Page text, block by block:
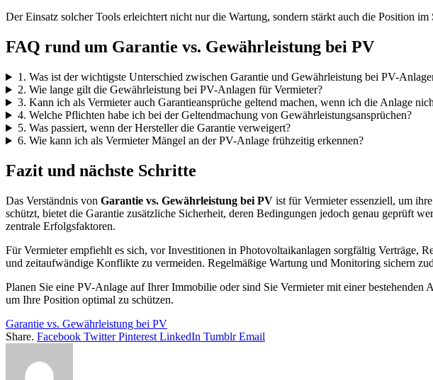
Der Einsatz solcher Tools erleichtert nicht nur die Wartung, sondern stärkt auch die Position im
FAQ rund um Garantie vs. Gewährleistung bei PV
1. Was ist der wichtigste Unterschied zwischen Garantie und Gewährleistung bei PV-
2. Wie lange gilt die Gewährleistung bei PV-Anlagen für Vermieter?
3. Kann ich als Vermieter auch Garantieansprüche geltend machen, wenn ich die Anlage
4. Welche Pflichten habe ich bei der Geltendmachung von Gewährleistungsansprüchen?
5. Was passiert, wenn der Hersteller die Garantie verweigert?
6. Wie kann ich als Vermieter Mängel an der PV-Anlage frühzeitig erkennen?
Fazit und nächste Schritte
Das Verständnis von Garantie vs. Gewährleistung bei PV ist für Vermieter essenziell, um
schützt, bietet die Garantie zusätzliche Sicherheit, deren Bedingungen jedoch genau geprüft
zentrale Erfolgsfaktoren.
Für Vermieter empfiehlt es sich, vor Investitionen in Photovoltaikanlagen sorgfältig Verträge,
und zeitaufwändige Konflikte zu vermeiden. Regelmäßige Wartung und Monitoring sichern
Planen Sie eine PV-Anlage auf Ihrer Immobilie oder sind Sie Vermieter mit einer
um Ihre Position optimal zu schützen.
Garantie vs. Gewährleistung bei PV
Share. Facebook Twitter Pinterest LinkedIn Tumblr Email